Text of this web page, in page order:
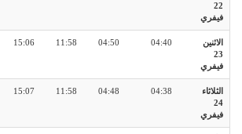
22
فيفري
الاثنين
23
فيفري
04:40
04:50
11:58
15:06
الثلاثاء
24
فيفري
04:38
04:48
11:58
15:07